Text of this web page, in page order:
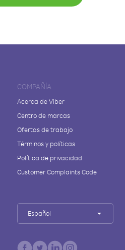
COMPAÑÍA
Acerca de Viber
Centro de marcas
Ofertas de trabajo
Términos y políticas
Política de privacidad
Customer Complaints Code
Español